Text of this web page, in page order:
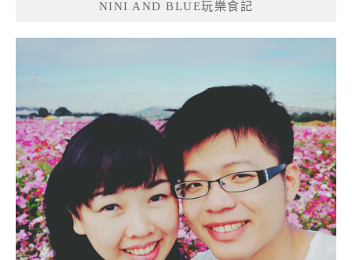
NINI AND BLUE玩樂食記